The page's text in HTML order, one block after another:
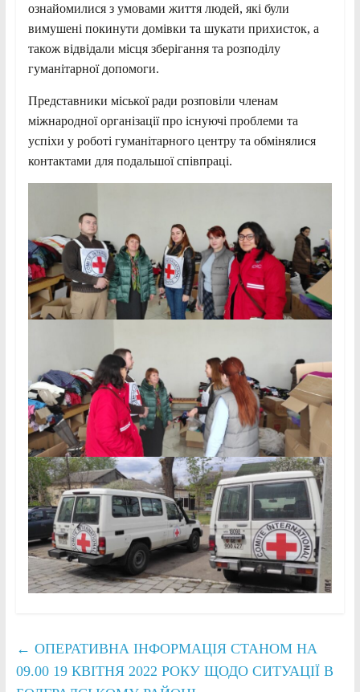
ознайомилися з умовами життя людей, які були
вимушені покинути домівки та шукати прихисток, а
також відвідали місця зберігання та розподілу
гуманітарної допомоги.
Представники міської ради розповіли членам
міжнародної організації про існуючі проблеми та
успіхи у роботі гуманітарного центру та обмінялися
контактами для подальшої співпраці.
← ОПЕРАТИВНА ІНФОРМАЦІЯ СТАНОМ НА
09.00 19 КВІТНЯ 2022 РОКУ ЩОДО СИТУАЦІЇ В